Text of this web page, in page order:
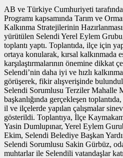
AB ve Türkiye Cumhuriyeti
Programı kapsamında Tarım ve
Kalkınma Stratejilerinin
yürütülen Selendi Yerel Eylem
toplantı yaptı. Toplantıda, ilçe için
ortaya konularak, kırsal kalkınmada
karşılaştırmalarının önemine dikkat
Selendi’nin daha iyi ve hızlı
görüşerek, fikir alışverişinde
Selendi Sorumlusu Terziler Mahalle
başkanlığında gerçekleşen
il ve ilçelerde yapılan çalışmalar
gösterildi. Toplantıya, İlçe
Yasin Dumlupınar, Yerel Eylem
Ekim, Selendi Belediye Başkan
Selendi Sorumlusu Sakin Gürbüz,
muhtarlar ile Selendili vatandaşlar